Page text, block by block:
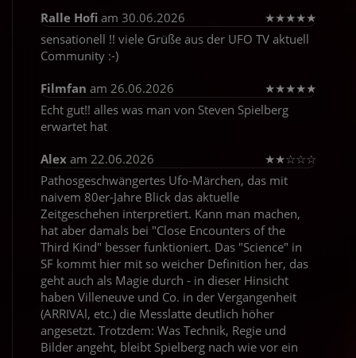
Ralle Hofi am 30.06.2026 ★★★★★
sensationell !! viele Grüße aus der UFO TV aktuell
Community :-)
Filmfan am 26.06.2026 ★★★★★
Echt gut!! alles was man von Steven Spielberg
erwartet hat
Alex am 22.06.2026 ★★☆☆☆
Pathosgeschwängertes Ufo-Märchen, das mit
naivem 80er-Jahre Blick das aktuelle
Zeitgeschehen interpretiert. Kann man machen,
hat aber damals bei "Close Encounters of the
Third Kind" besser funktioniert. Das "Science" in
SF kommt hier mit so weicher Definition her, das
geht auch als Magie durch - in dieser Hinsicht
haben Villeneuve und Co. in der Vergangenheit
(ARRIVAl, etc.) die Messlatte deutlich höher
angesetzt. Trotzdem: Was Technik, Regie und
Bilder angeht, bleibt Spielberg nach wie vor ein